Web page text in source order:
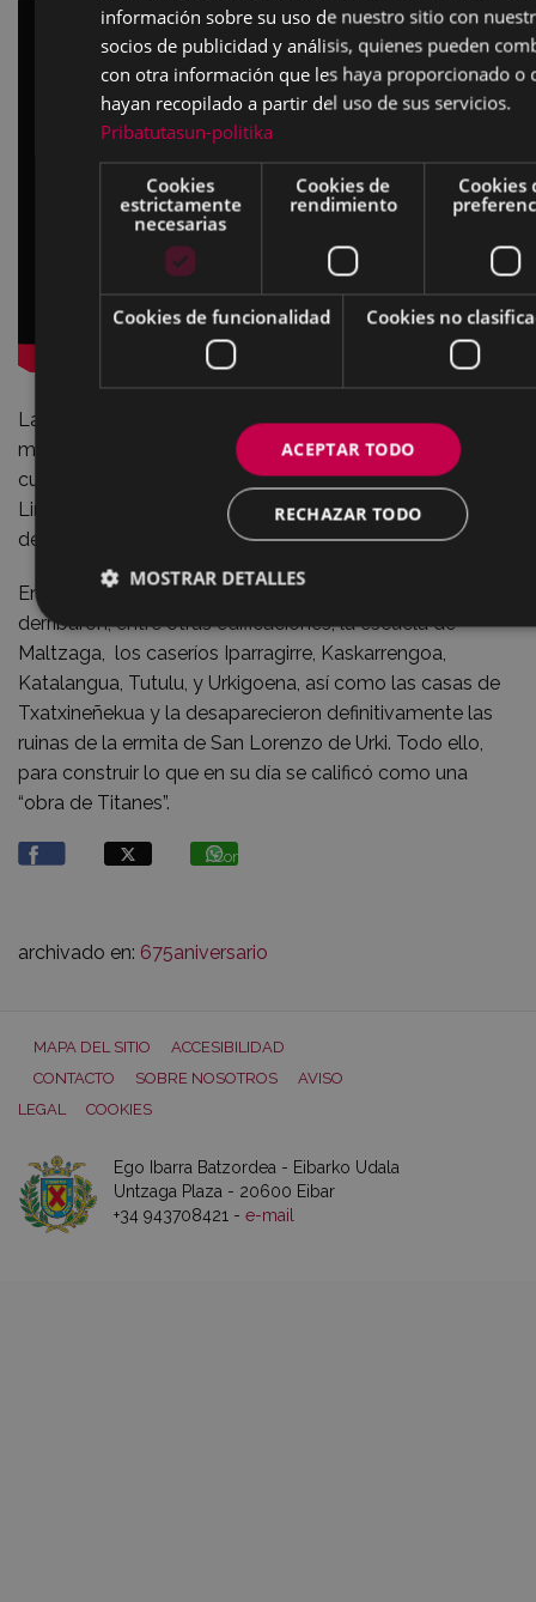
La autopista Bilbao-Behobia fue adjudicada el 14 de
marzo de 1968 a la sociedad concesionaria Europistas,
cuyos socios eran Ferrovial SA, John Laing Construction
Limited y Societé d’Entreprises CFE, con la participación
de dos bancos y cinco cajas de ahorro.
En la parte correspondiente al tramo de Eibar se
derribaron, entre otras edificaciones, la escuela de
Maltzaga, los caseríos Iparragirre, Kaskarrengoa,
Katalangua, Tutulu, y Urkigoena, así como las casas de
Txatxineñekua y la desaparecieron definitivamente las
ruinas de la ermita de San Lorenzo de Urki. Todo ello,
para construir lo que en su día se calificó como una
“obra de Titanes”.
Compartir
archivado en: 675aniversario
MAPA DEL SITIO
ACCESIBILIDAD
CONTACTO
SOBRE NOSOTROS
AVISO
LEGAL
COOKIES
Ego Ibarra Batzordea - Eibarko Udala
Untzaga Plaza - 20600 Eibar
+34 943708421 - e-mail
información sobre su uso de nuestro sitio con
socios de publicidad y análisis, quienes pueden
con otra información que les haya proporcionado o
hayan recopilado a partir del uso de sus servicios.
Pribatutasun-politika
Cookies
estrictamente
necesarias
Cookies de
rendimiento
Cookies
Cookies de funcionalidad Cookies no
ACEPTAR TODO
RECHAZAR TODO
MOSTRAR DETALLES